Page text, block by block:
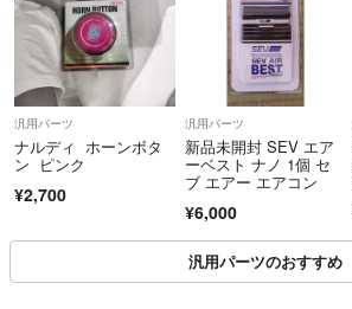
汎用パーツ
ナルディ ホーンボタ
ン ピンク
¥2,700
汎用パーツ
新品未開封 SEV エア
ーベスト ナノ 1個 セ
ブ エアー エアコン
¥6,000
汎用パーツのおすすめ